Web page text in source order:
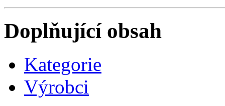
Doplňující obsah
Kategorie
Výrobci